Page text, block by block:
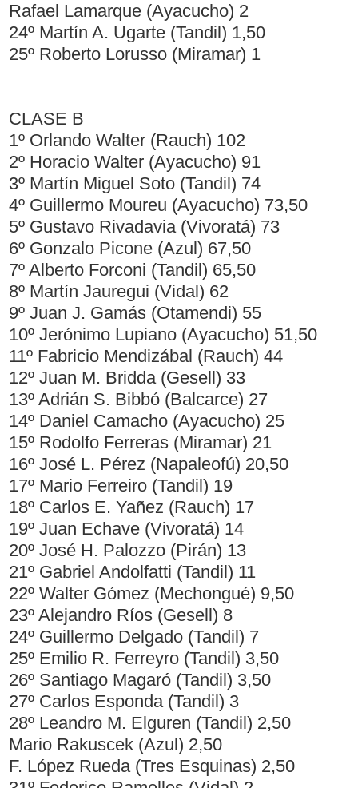
Rafael Lamarque (Ayacucho) 2
24º Martín A. Ugarte (Tandil) 1,50
25º Roberto Lorusso (Miramar) 1
CLASE B
1º Orlando Walter (Rauch) 102
2º Horacio Walter (Ayacucho) 91
3º Martín Miguel Soto (Tandil) 74
4º Guillermo Moureu (Ayacucho) 73,50
5º Gustavo Rivadavia (Vivoratá) 73
6º Gonzalo Picone (Azul) 67,50
7º Alberto Forconi (Tandil) 65,50
8º Martín Jauregui (Vidal) 62
9º Juan J. Gamás (Otamendi) 55
10º Jerónimo Lupiano (Ayacucho) 51,50
11º Fabricio Mendizábal (Rauch) 44
12º Juan M. Bridda (Gesell) 33
13º Adrián S. Bibbó (Balcarce) 27
14º Daniel Camacho (Ayacucho) 25
15º Rodolfo Ferreras (Miramar) 21
16º José L. Pérez (Napaleofú) 20,50
17º Mario Ferreiro (Tandil) 19
18º Carlos E. Yañez (Rauch) 17
19º Juan Echave (Vivoratá) 14
20º José H. Palozzo (Pirán) 13
21º Gabriel Andolfatti (Tandil) 11
22º Walter Gómez (Mechongué) 9,50
23º Alejandro Ríos (Gesell) 8
24º Guillermo Delgado (Tandil) 7
25º Emilio R. Ferreyro (Tandil) 3,50
26º Santiago Magaró (Tandil) 3,50
27º Carlos Esponda (Tandil) 3
28º Leandro M. Elguren (Tandil) 2,50
Mario Rakuscek (Azul) 2,50
F. López Rueda (Tres Esquinas) 2,50